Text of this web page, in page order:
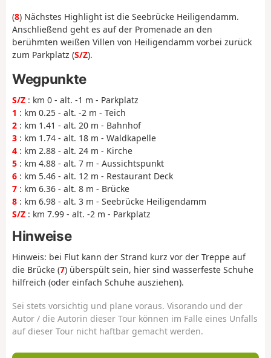
(8) Nächstes Highlight ist die Seebrücke Heiligendamm.
Anschließend geht es auf der Promenade an den
berühmten weißen Villen von Heiligendamm vorbei zurück
zum Parkplatz (S/Z).
Wegpunkte
S/Z : km 0 - alt. -1 m - Parkplatz
1 : km 0.25 - alt. -2 m - Teich
2 : km 1.41 - alt. 20 m - Bahnhof
3 : km 1.74 - alt. 18 m - Waldkapelle
4 : km 2.88 - alt. 24 m - Kirche
5 : km 4.88 - alt. 7 m - Aussichtspunkt
6 : km 5.46 - alt. 12 m - Restaurant Deck
7 : km 6.36 - alt. 8 m - Brücke
8 : km 6.98 - alt. 3 m - Seebrücke Heiligendamm
S/Z : km 7.99 - alt. -2 m - Parkplatz
Hinweise
Hinweis: bei Flut kann der Strand kurz vor der Treppe auf
die Brücke (7) überspült sein, hier sind wasserfeste Schuhe
hilfreich (oder einfach Schuhe ausziehen).
Sei stets vorsichtig und plane voraus. Visorando und der
Autor / die Autorin dieser Tour können im Falle eines Unfalls
auf dieser Tour nicht haftbar gemacht werden.